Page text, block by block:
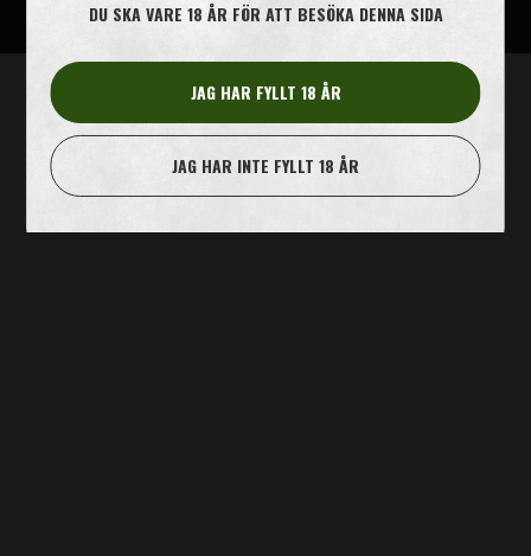
DU SKA VARE 18 ÅR FÖR ATT BESÖKA DENNA SIDA
JAG HAR FYLLT 18 ÅR
JAG HAR INTE FYLLT 18 ÅR